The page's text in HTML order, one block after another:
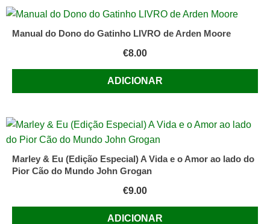
Manual do Dono do Gatinho LIVRO de Arden Moore
€8.00
ADICIONAR
Marley & Eu (Edição Especial) A Vida e o Amor ao lado do
Pior Cão do Mundo John Grogan
€9.00
ADICIONAR